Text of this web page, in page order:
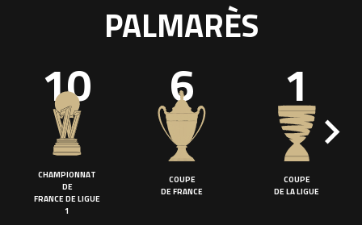
PALMARÈS
10
CHAMPIONNAT
DE
FRANCE DE LIGUE
1
6
COUPE
DE FRANCE
1
COUPE
DE LA LIGUE